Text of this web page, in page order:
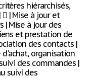
hiérarchisés,
| Mise à jour et
| Mise à jour des
et prestation de
des contacts |
organisation
des commandes |
suivi des